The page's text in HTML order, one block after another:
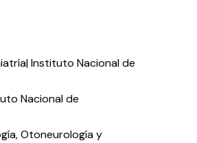
Instituto Nacional de
Nacional de
Otoneurología y